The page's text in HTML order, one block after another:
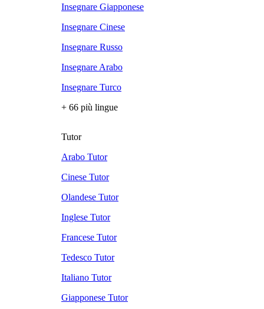
Insegnare Giapponese
Insegnare Cinese
Insegnare Russo
Insegnare Arabo
Insegnare Turco
+ 66 più lingue
Tutor
Arabo Tutor
Cinese Tutor
Olandese Tutor
Inglese Tutor
Francese Tutor
Tedesco Tutor
Italiano Tutor
Giapponese Tutor